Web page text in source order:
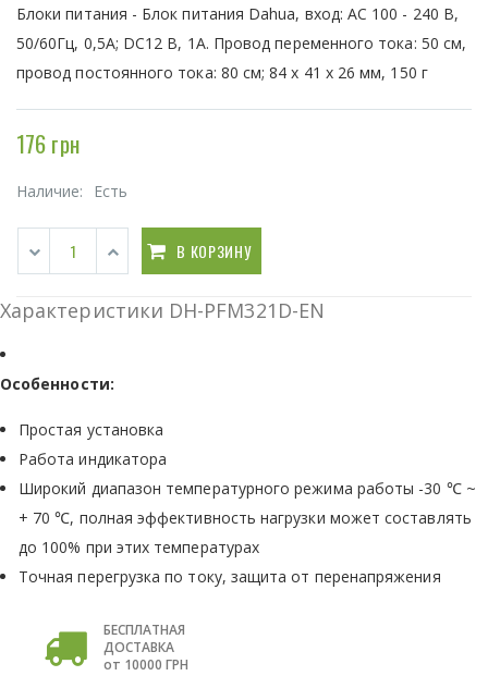
Блоки питания - Блок питания Dahua, вход: AC 100 - 240 В,
50/60Гц, 0,5А; DC12 В, 1A. Провод переменного тока: 50 см,
провод постоянного тока: 80 см; 84 x 41 x 26 мм, 150 г
176 грн
Наличие: Есть
В КОРЗИНУ
Характеристики DH-PFM321D-EN
Особенности:
Простая установка
Работа индикатора
Широкий диапазон температурного режима работы -30 ℃ ~
+ 70 ℃, полная эффективность нагрузки может составлять
до 100% при этих температурах
Точная перегрузка по току, защита от перенапряжения
БЕСПЛАТНАЯ
ДОСТАВКА
от 10000 ГРН